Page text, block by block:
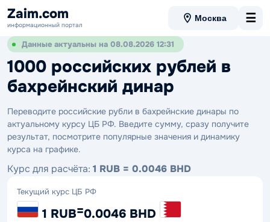
Zaim.com
информационный портал
Москва ☰
Данные актуальны на 08.08.2026 12:31
1000 российских рублей в
бахрейнский динар
Переводите российские рубли в бахрейнские динары по
актуальному курсу ЦБ РФ. Введите сумму, сразу получите
результат, посмотрите популярные значения и динамику
курса на графике.
Курс для расчёта: 1 RUB = 0.0046 BHD
Текущий курс ЦБ РФ
1 RUB=0.0046 BHD